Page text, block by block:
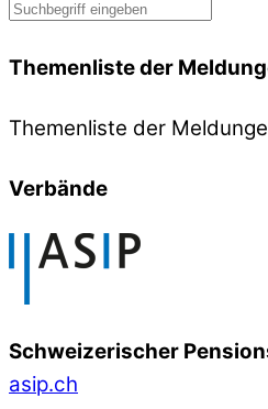
Themenliste der
Themenliste der
Verbände
Schweizerischer
asip.ch